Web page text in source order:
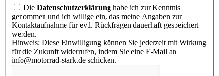
Die Datenschutzerklärung habe ich zur Kenntnis
genommen und ich willige ein, das meine Angaben zur
Kontaktaufnahme für evtl. Rückfragen dauerhaft gespeichert
werden.
Hinweis: Diese Einwilligung können Sie jederzeit mit Wirkung
für die Zukunft widerrufen, indem Sie eine E-Mail an
info@motorrad-stark.de schicken.